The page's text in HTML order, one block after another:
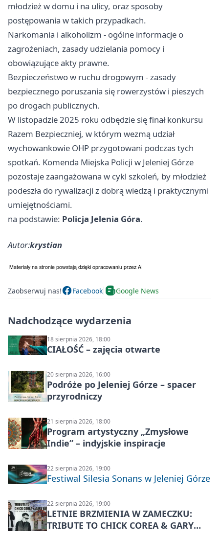
młodzież w domu i na ulicy, oraz sposoby
postępowania w takich przypadkach.
Narkomania i alkoholizm - ogólne informacje o
zagrożeniach, zasady udzielania pomocy i
obowiązujące akty prawne.
Bezpieczeństwo w ruchu drogowym - zasady
bezpiecznego poruszania się rowerzystów i pieszych
po drogach publicznych.
W listopadzie 2025 roku odbędzie się finał konkursu
Razem Bezpieczniej, w którym wezmą udział
wychowankowie OHP przygotowani podczas tych
spotkań. Komenda Miejska Policji w Jeleniej Górze
pozostaje zaangażowana w cykl szkoleń, by młodzież
podeszła do rywalizacji z dobrą wiedzą i praktycznymi
umiejętnościami.
na podstawie: Policja Jelenia Góra.
Autor:krystian
Zaobserwuj nas! Facebook Google News
Nadchodzące wydarzenia
18 sierpnia 2026, 18:00
CIAŁOŚĆ – zajęcia otwarte
20 sierpnia 2026, 16:00
Podróże po Jeleniej Górze – spacer
przyrodniczy
21 sierpnia 2026, 18:00
Program artystyczny „Zmysłowe
Indie” – indyjskie inspiracje
22 sierpnia 2026, 19:00
Festiwal Silesia Sonans w Jeleniej Górze
22 sierpnia 2026, 19:00
LETNIE BRZMIENIA W ZAMECZKU:
TRIBUTE TO CHICK COREA & GARY